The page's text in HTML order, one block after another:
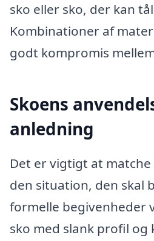
sko eller sko, der kan
Kombinationer af
godt kompromis
Skoens
anledning
Det er vigtigt at
den situation, den skal
formelle begivenheder
sko med slank profil og